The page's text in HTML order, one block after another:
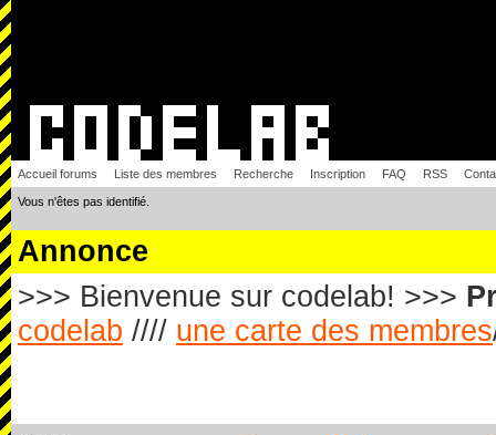
Accueil forums Liste des membres Recherche Inscription FAQ RSS
Vous n'êtes pas identifié.
Annonce
>>> Bienvenue sur codelab! >>>
codelab //// une carte des membres